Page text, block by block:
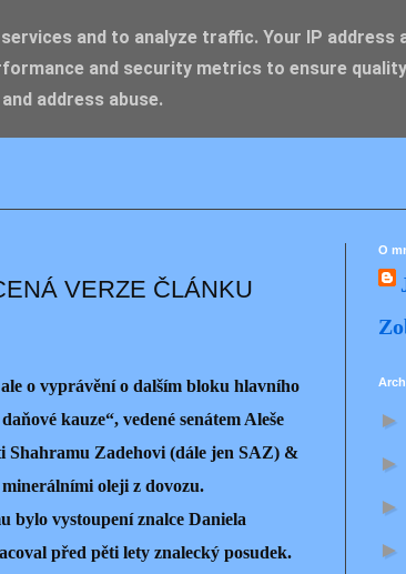
VERZE ČLÁNKU
o vyprávění o dalším bloku hlavního
kauze“, vedené senátem Aleše
Zadehovi (dále jen SAZ) &
oleji z dovozu.
bylo vystoupení znalce Daniela
před pěti lety znalecký posudek.
O
►
►
►
►
and to analyze traffic. Your IP address
and security metrics to ensure
address abuse.